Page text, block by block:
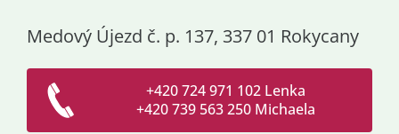
Medový Újezd č. p. 137, 337 01 Rokycany
+420 724 971 102 Lenka
+420 739 563 250 Michaela